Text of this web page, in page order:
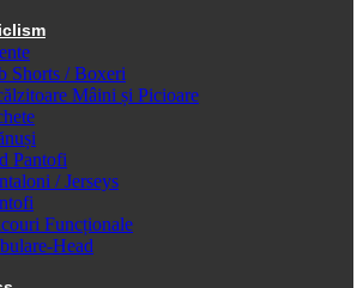
Shorts / Boxeri
Mâini și Picioare
Pantofi
/ Jerseys
Funcționale
Head